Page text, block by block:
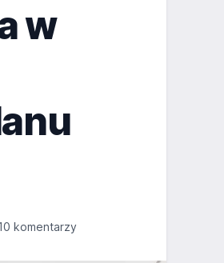
w
komentarzy